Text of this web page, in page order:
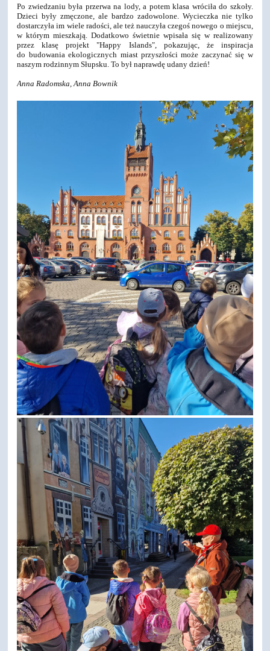
Po zwiedzaniu była przerwa na lody, a potem klasa wróciła do szkoły.
Dzieci były zmęczone, ale bardzo zadowolone. Wycieczka nie tylko
dostarczyła im wiele radości, ale też nauczyła czegoś nowego o miejscu,
w którym mieszkają. Dodatkowo świetnie wpisała się w realizowany
przez klasę projekt "Happy Islands", pokazując, że inspiracja
do budowania ekologicznych miast przyszłości może zaczynać się w
naszym rodzinnym Słupsku. To był naprawdę udany dzień!
Anna Radomska, Anna Bownik